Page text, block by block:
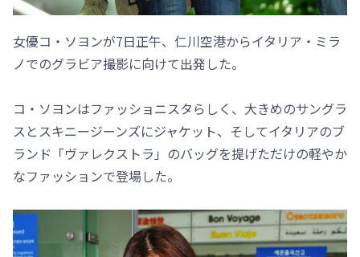
女優コ・ソヨンが7日正午、仁川空港からイタリア・ミラ
ノでのグラビア撮影に向けて出発した。
コ・ソヨンはファッショニスタらしく、大きめのサングラ
スとスキニージーンズにジャケット、そしてイタリアのブ
ランド「ヴァレクストラ」のバッグを提げただけの軽やか
なファッションで登場した。